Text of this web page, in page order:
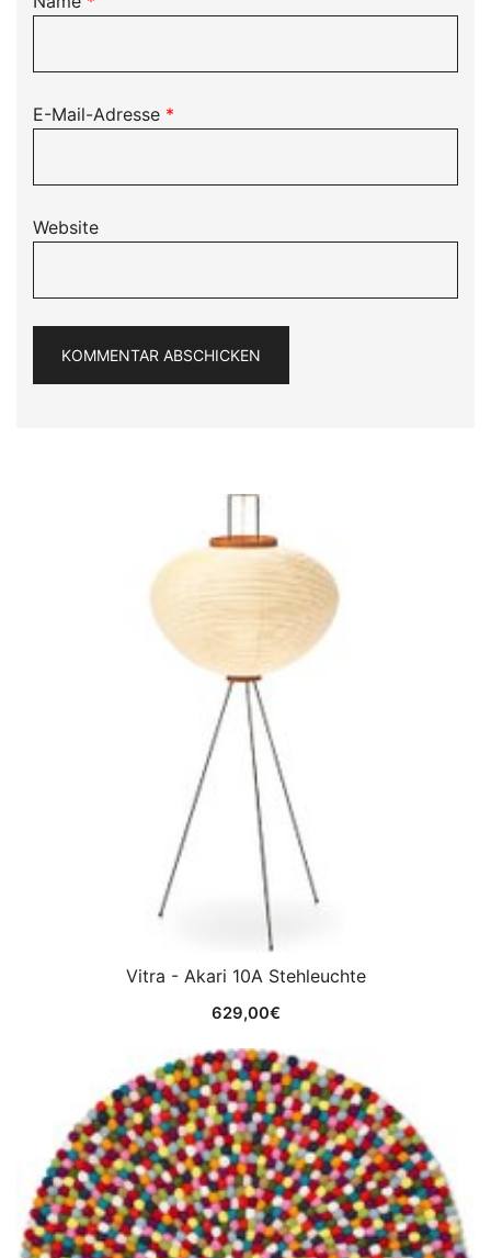
E-Mail-Adresse *
Website
Vitra - Akari 10A Stehleuchte
629,00€